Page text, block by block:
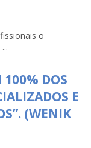
o
100% DOS
E
(WENIK